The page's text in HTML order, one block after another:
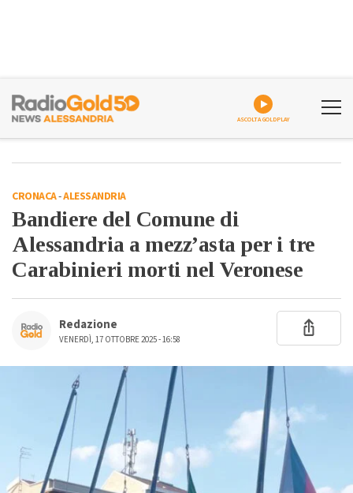
ASCOLTA GOLDPLAY
CRONACA-ALESSANDRIA
Bandiere del Comune di
Alessandria a mezz’asta per i tre
Carabinieri morti nel Veronese
Redazione
VENERDÌ, 17 OTTOBRE 2025 - 16:58